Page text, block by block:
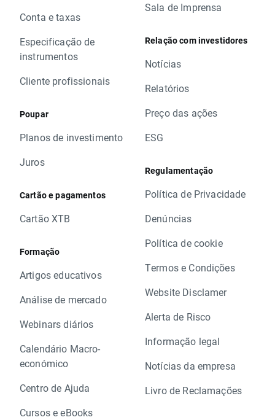
Conta e taxas
Especificação de
instrumentos
Cliente profissionais
Poupar
Planos de investimento
Juros
Cartão e pagamentos
Cartão XTB
Formação
Artigos educativos
Análise de mercado
Webinars diários
Calendário Macro-
económico
Centro de Ajuda
Cursos e eBooks
Sala de Imprensa
Relação com investidores
Notícias
Relatórios
Preço das ações
ESG
Regulamentação
Política de Privacidade
Denúncias
Política de cookie
Termos e Condições
Website Disclamer
Alerta de Risco
Informação legal
Notícias da empresa
Livro de Reclamações